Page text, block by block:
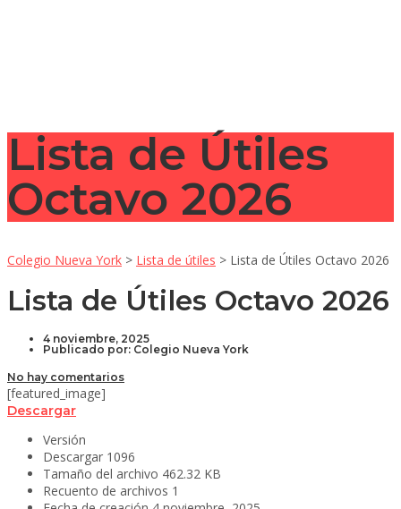
Lista de Útiles
Octavo 2026
Colegio Nueva York > Lista de útiles > Lista de Útiles Octavo 2026
Lista de Útiles Octavo 2026
4 noviembre, 2025
Publicado por: Colegio Nueva York
No hay comentarios
[featured_image]
Descargar
Versión
Descargar 1096
Tamaño del archivo 462.32 KB
Recuento de archivos 1